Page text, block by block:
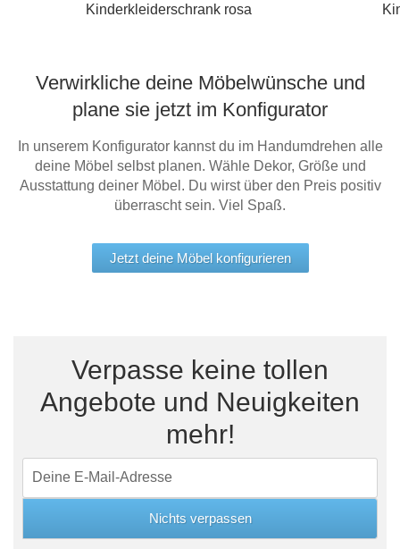
Kinderkleiderschrank rosa
Verwirkliche deine Möbelwünsche und
plane sie jetzt im Konfigurator
In unserem Konfigurator kannst du im Handumdrehen alle
deine Möbel selbst planen. Wähle Dekor, Größe und
Ausstattung deiner Möbel. Du wirst über den Preis positiv
überrascht sein. Viel Spaß.
Jetzt deine Möbel konfigurieren
Verpasse keine tollen
Angebote und Neuigkeiten
mehr!